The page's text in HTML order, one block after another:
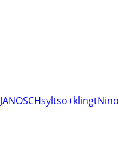
JANOSCHsyltso+klingtNino